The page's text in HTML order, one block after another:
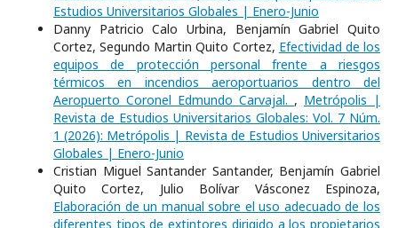
Estudios Universitarios Globales | Enero-Junio
Danny Patricio Calo Urbina, Benjamín Gabriel Quito
Cortez, Segundo Martin Quito Cortez, Efectividad de los
equipos de protección personal frente a riesgos
térmicos en incendios aeroportuarios dentro del
Aeropuerto Coronel Edmundo Carvajal. , Metrópolis |
Revista de Estudios Universitarios Globales: Vol. 7 Núm.
1 (2026): Metrópolis | Revista de Estudios Universitarios
Globales | Enero-Junio
Cristian Miguel Santander Santander, Benjamín Gabriel
Quito Cortez, Julio Bolívar Vásconez Espinoza,
Elaboración de un manual sobre el uso adecuado de los
diferentes tipos de extintores dirigido a los propietarios